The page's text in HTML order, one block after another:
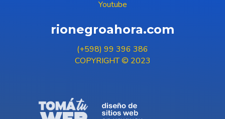
Youtube
rionegroahora.com
(+598) 99 396 386
COPYRIGHT © 2023